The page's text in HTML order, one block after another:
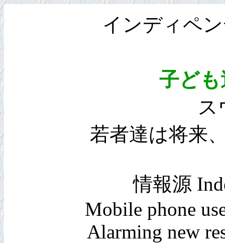
インディペ
子ど
ス
若者達は将来
情報源
Mobile phone
Alarming new